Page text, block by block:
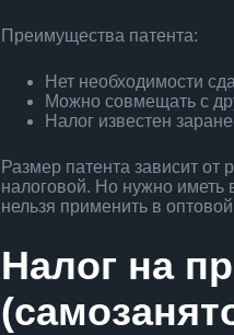
Преимущества патента:
Нет необходимости
Можно совмещать с
Налог известен
Размер патента зависит от
налоговой. Но нужно иметь
нельзя применить в
Налог на